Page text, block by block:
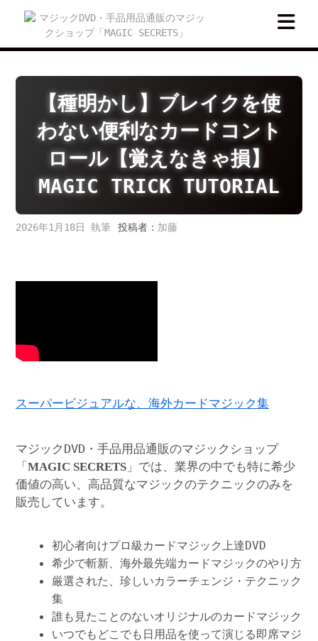
p
【種明かし】ブレイクを使
わない便利なカードコント
ロール【覚えなきゃ損】
MAGIC TRICK TUTORIAL
2026年1月18日 投稿者： 加藤
スーパービジュアルな、海外カードマジック集
マジックDVD・手品用品通販のマジックショップ
「 MAGIC SECRETS 」では、業界の中でも特に希少
価値の高い、高品質なマジックのテクニックのみを
販売しています。
初心者向けプロ級カードマジック上達DVD
希少で斬新、海外最先端カードマジックのやり方
厳選された、珍しいカラーチェンジ・テクニック
集
誰も見たことのないオリジナルのカードマジック
いつでもどこでも日用品を使って演じる即席マジ